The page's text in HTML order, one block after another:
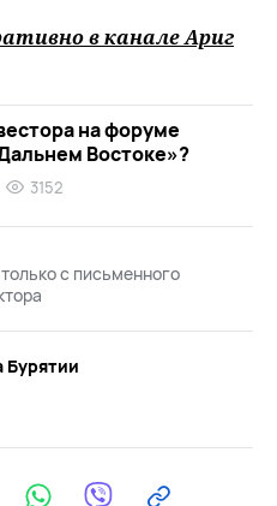
в канале Ариг
на форуме
Востоке»?
3152
с письменного
Бурятии